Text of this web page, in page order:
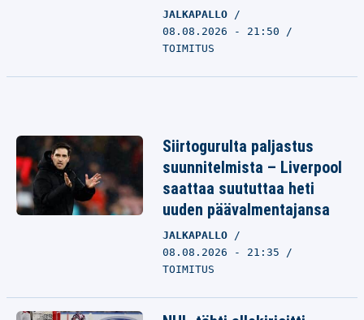
JALKAPALLO
08.08.2026 - 21:50
TOIMITUS
Siirtogurulta paljastus
suunnitelmista – Liverpool
saattaa suututtaa heti
uuden päävalmentajansa
JALKAPALLO
08.08.2026 - 21:35
TOIMITUS